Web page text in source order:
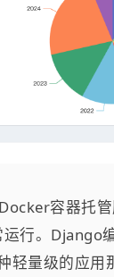
容器托
行。Django
轻量级的应用